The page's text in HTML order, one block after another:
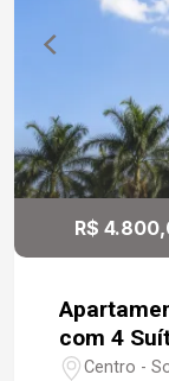
R$
com 4
Centro -